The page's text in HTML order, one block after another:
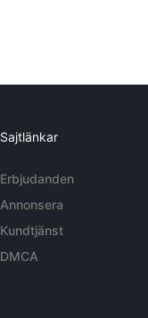
Sajtlänkar
Erbjudanden
Annonsera
Kundtjänst
DMCA